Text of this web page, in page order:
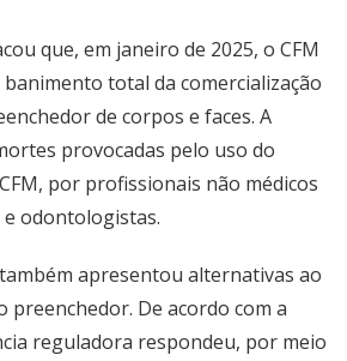
que, em janeiro de 2025, o CFM
total da comercialização
de corpos e faces. A
provocadas pelo uso do
por profissionais não médicos
e odontologistas.
apresentou alternativas ao
preenchedor. De acordo com a
reguladora respondeu, por meio